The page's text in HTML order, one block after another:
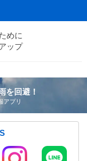
めに
ップ
を回避！
プリ